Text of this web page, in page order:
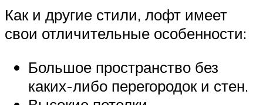
Как и другие стили, лофт имеет
свои отличительные особенности:
Большое пространство без
каких-либо перегородок и стен.